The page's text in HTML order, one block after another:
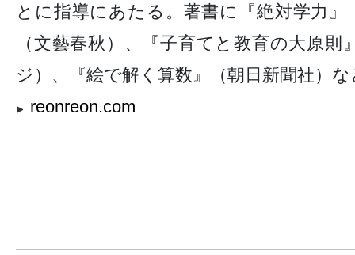
とに指導にあたる。著書に『絶対学力』
（文藝春秋）、『子育てと教育の大原則
ジ）、『絵で解く算数』（朝日新聞社）な
reonreon.com